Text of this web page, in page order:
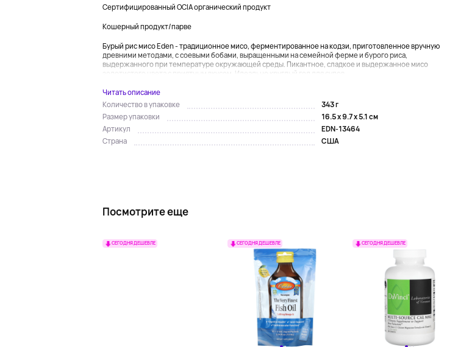
Сертифицированный OCIA органический продукт
Кошерный продукт/парве
Бурый рис мисо Eden - традиционное мисо, ферментированное на кодзи, приготовленное вручную
древними методами, с соевыми бобами, выращенными на семейной ферме и бурого риса,
выдержанного при температуре окружающей среды. Пикантное, сладкое и выдержанное мисо
золотистого цвета с приятным вкусом. Идеально круглый год для супов, ...
Читать описание
Количество в упаковке
343 г
Размер упаковки
16.5 x 9.7 x 5.1 см
Артикул
EDN-13464
Страна
США
Посмотрите еще
СЕГОДНЯ ДЕШЕВЛЕ СЕГОДНЯ ДЕШЕВЛЕ СЕГОДНЯ ДЕШЕВЛЕ